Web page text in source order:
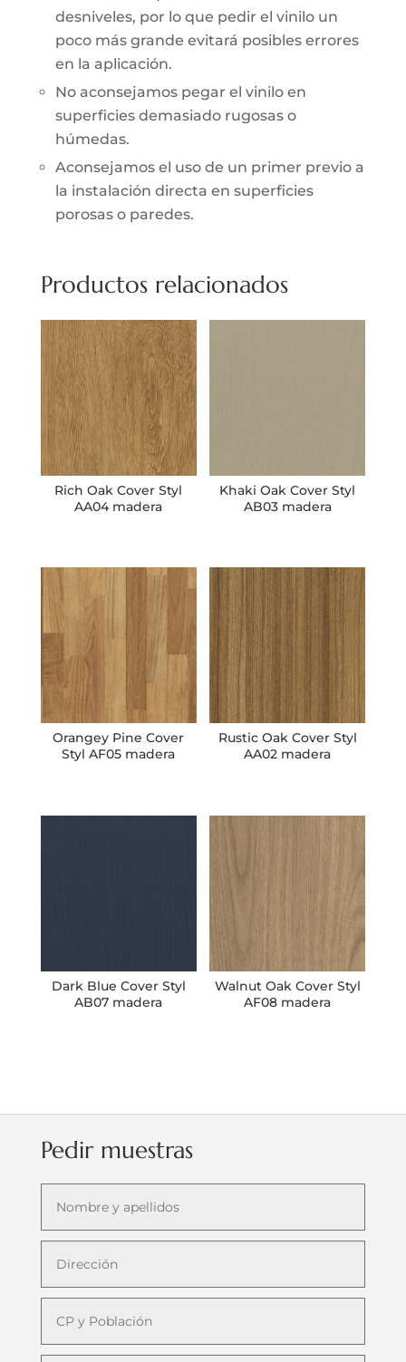
desniveles, por lo que pedir el vinilo un
poco más grande evitará posibles errores
en la aplicación.
No aconsejamos pegar el vinilo en
superficies demasiado rugosas o
húmedas.
Aconsejamos el uso de un primer previo a
la instalación directa en superficies
porosas o paredes.
Productos relacionados
Rich Oak Cover Styl
AA04 madera
Khaki Oak Cover Styl
AB03 madera
Orangey Pine Cover
Styl AF05 madera
Rustic Oak Cover Styl
AA02 madera
Dark Blue Cover Styl
AB07 madera
Walnut Oak Cover Styl
AF08 madera
Pedir muestras